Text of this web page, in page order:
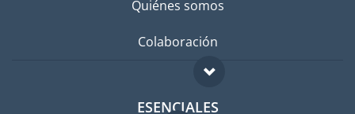
Quiénes somos
Colaboración
ESENCIALES